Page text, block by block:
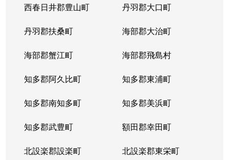
西春日井郡豊山町 丹羽郡大口町
丹羽郡扶桑町 海部郡大治町
海部郡蟹江町 海部郡飛島村
知多郡阿久比町 知多郡東浦町
知多郡南知多町 知多郡美浜町
知多郡武豊町 額田郡幸田町
北設楽郡設楽町 北設楽郡東栄町